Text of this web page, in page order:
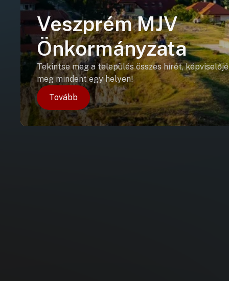
Veszprém MJV
Önkormányzata
Tekintse meg a település összes hírét,
meg mindent egy helyen!
Tovább